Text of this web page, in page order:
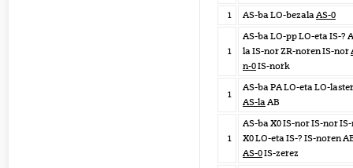
1
AS-ba LO-bezalaAS-0
1
AS-ba LO-pp LO-eta IS-?
la IS-nor ZR-noren IS-nor
n-0IS-nork
1
AS-ba PA LO-eta LO-
AS-laAB
1
AS-ba X0 IS-nor IS-nor
X0 LO-eta IS-? IS-noren
AS-0IS-zerez